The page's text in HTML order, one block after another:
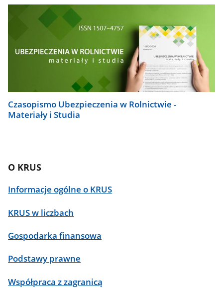
Czasopismo Ubezpieczenia w Rolnictwie -
Materiały i Studia
O KRUS
Informacje ogólne o KRUS
KRUS w liczbach
Gospodarka finansowa
Podstawy prawne
Współpraca z zagranicą